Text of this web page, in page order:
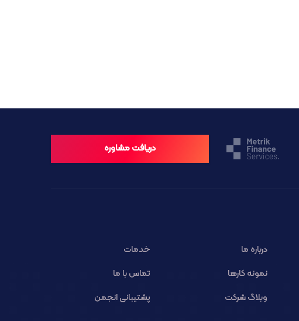
دریافت مشاوره
درباره ما
خدمات
نمونه کارها
تماس با ما
وبلاگ شرکت پشتیبانی انجمن